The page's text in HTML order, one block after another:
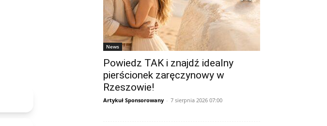
News
Powiedz TAK i znajdź idealny
pierścionek zaręczynowy w
Rzeszowie!
Artykuł Sponsorowany - 7 sierpnia 2026 07:00